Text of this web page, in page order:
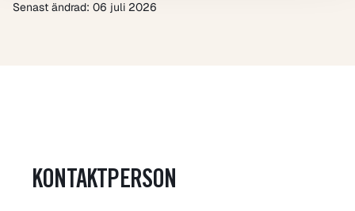
Senast ändrad: 06 juli 2026
KONTAKTPERSON